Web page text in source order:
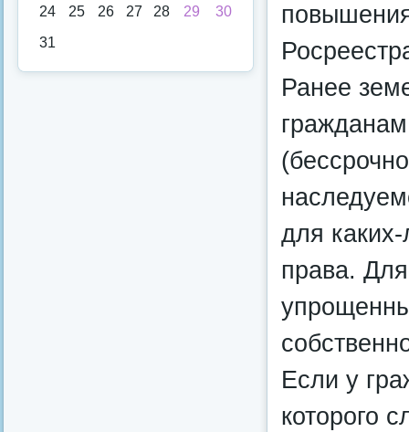
Ранее
для
права.
Если у
которого
24 25 26 27 28 29
30
31